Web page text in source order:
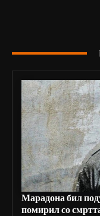
Марадона бил
помирил со